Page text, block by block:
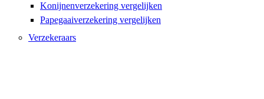
Konijnenverzekering vergelijken
Papegaaiverzekering vergelijken
Verzekeraars